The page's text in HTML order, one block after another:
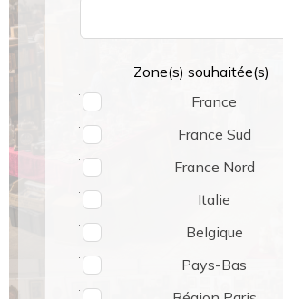
Zone(s) souhaitée(s)
France
France Sud
France Nord
Italie
Belgique
Pays-Bas